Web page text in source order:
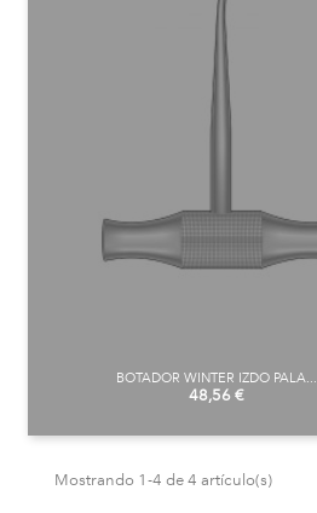
BOTADOR WINTER IZDO PALA...
Precio
48,56 €
Mostrando 1-4 de 4 artículo(s)